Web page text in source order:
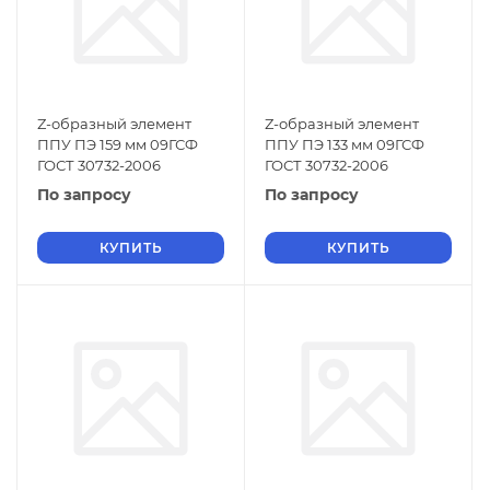
Z-образный элемент
ППУ ПЭ 159 мм 09ГСФ
ГОСТ 30732-2006
По запросу
КУПИТЬ
Z-образный элемент
ППУ ПЭ 133 мм 09ГСФ
ГОСТ 30732-2006
По запросу
КУПИТЬ